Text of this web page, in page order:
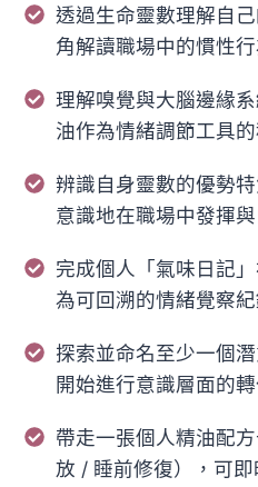
透過生命靈數理解自
角解讀職場中的慣性
理解嗅覺與大腦邊緣
油作為情緒調節工具
辨識自身靈數的優勢
意識地在職場中發揮
完成個人「氣味日記
為可回溯的情緒覺察
探索並命名至少一個
開始進行意識層面的
帶走一張個人精油配
放 / 睡前修復），可